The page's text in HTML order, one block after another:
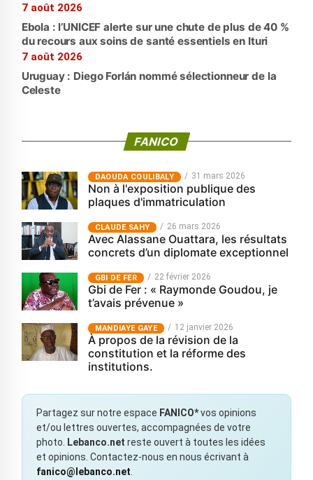
7 août 2026
Ebola : l’UNICEF alerte sur une chute de plus de 40 %
du recours aux soins de santé essentiels en Ituri
7 août 2026
Uruguay : Diego Forlán nommé sélectionneur de la
Celeste
FANICO
‎DAOUDA COULIBALY 31 mars 2026
Non à l'exposition publique des
plaques d'immatriculation
CLAUDE SAHY 26 mars 2026
Avec Alassane Ouattara, les résultats
concrets d’un diplomate exceptionnel
GBI DE FER 22 février 2026
Gbi de Fer : « Raymonde Goudou, je
t’avais prévenue »
MANDIAYE GAYE 12 janvier 2026
À propos de la révision de la
constitution et la réforme des
institutions.
Partagez sur notre espace FANICO*vos opinions
et/ou lettres ouvertes, accompagnées de votre
photo. Lebanco.net reste ouvert à toutes les idées
et opinions. Contactez-nous en nous écrivant à
fanico@lebanco.net.